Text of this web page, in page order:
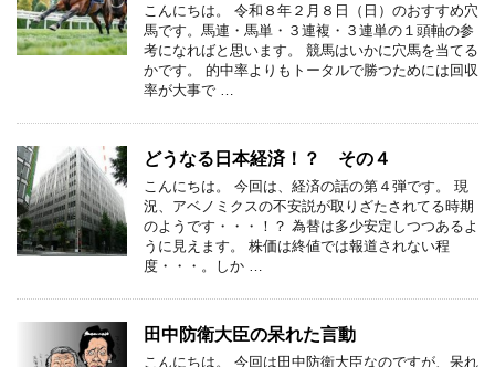
こんにちは。 令和８年２月８日（日）のおすすめ穴
馬です。馬連・馬単・３連複・３連単の１頭軸の参
考になればと思います。 競馬はいかに穴馬を当てる
かです。 的中率よりもトータルで勝つためには回収
率が大事で …
どうなる日本経済！？ その４
こんにちは。 今回は、経済の話の第４弾です。 現
況、アベノミクスの不安説が取りざたされてる時期
のようです・・・！？ 為替は多少安定しつつあるよ
うに見えます。 株価は終値では報道されない程
度・・・。しか …
田中防衛大臣の呆れた言動
こんにちは。 今回は田中防衛大臣なのですが、呆れ